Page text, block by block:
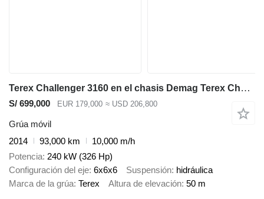
Terex Challenger 3160 en el chasis Demag Terex Challenger 3160
S/ 699,000 EUR 179,000 ≈ USD 206,800
Grúa móvil
2014
93,000 km
10,000 m/h
Potencia 240 kW (326 Hp)
Configuración del eje 6x6x6 Suspensión hidráulica
Marca de la grúa Terex Altura de elevación 50 m